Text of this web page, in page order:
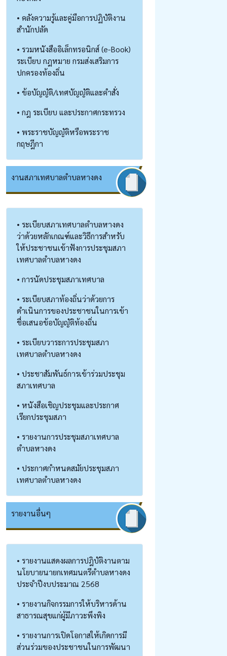
• คลังความรู้และคู่มือการปฏิบัติงาน
สำนักปลัด
• รวมหนังสืออิเล็กทรอนิกส์ (e-Book)
ระเบียบ กฎหมาย กรมส่งเสริมการ
ปกครองท้องถิ่น
• ข้อบัญญัติ/เทศบัญญัติและคำสั่ง
• กฎ ระเบียบ และประกาศกระทรวง
• พระราชบัญญัติหรือพระราช
กฤษฎีกา
งานสภาเทศบาลตำบลหางดง
• ระเบียบสภาเทศบาลตำบลหางดง
ว่าด้วยหลักเกณฑ์และวิธีการสำหรับ
ให้ประชาชนเข้าฟังการประชุมสภา
เทศบาลตำบลหางดง
• การนัดประชุมสภาเทศบาล
• ระเบียบสภาท้องถิ่นว่าด้วยการ
ดำเนินการของประชาชนในการเข้า
ชื่อเสนอข้อบัญญัติท้องถิ่น
• ระเบียบวาระการประชุมสภา
เทศบาลตำบลหางดง
• ประชาสัมพันธ์การเข้าร่วมประชุม
สภาเทศบาล
• หนังสือเชิญประชุมและประกาศ
เรียกประชุมสภา
• รายงานการประชุมสภาเทศบาล
ตำบลหางดง
• ประกาศกำหนดสมัยประชุมสภา
เทศบาลตำบลหางดง
รายงานอื่นๆ
• รายงานแสดงผลการปฎิบัติงานตาม
นโยบายนายกเทศมนตรีตำบลหางดง
ประจำปีงบประมาณ 2568
• รายงานกิจกรรมการให้บริหารด้าน
สาธารณสุขแก่ผู้มีภาวะพึงพิง
• รายงานการเปิดโอกาสให้เกิดการมี
ส่วนร่วมของประชาชนในการพัฒนา